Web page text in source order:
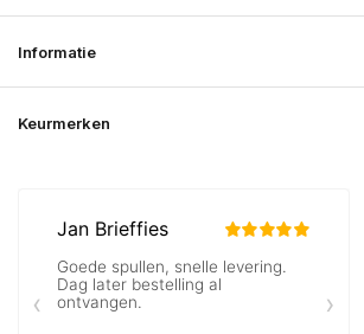
Informatie
Keurmerken